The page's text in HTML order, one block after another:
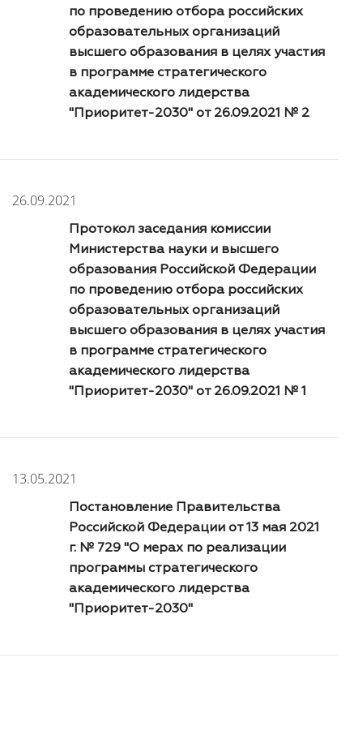
по проведению отбора российских
образовательных организаций
высшего образования в целях участия
в программе стратегического
академического лидерства
"Приоритет-2030" от 26.09.2021 № 2
26.09.2021
Протокол заседания комиссии
Министерства науки и высшего
образования Российской Федерации
по проведению отбора российских
образовательных организаций
высшего образования в целях участия
в программе стратегического
академического лидерства
"Приоритет-2030" от 26.09.2021 № 1
13.05.2021
Постановление Правительства
Российской Федерации от 13 мая 2021
г. № 729 "О мерах по реализации
программы стратегического
академического лидерства
"Приоритет-2030"